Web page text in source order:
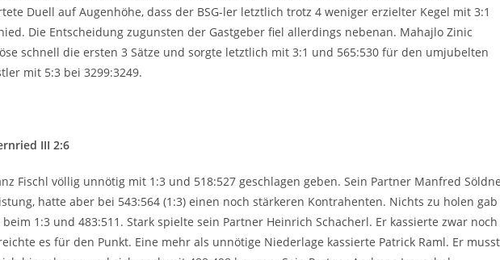
Duell auf Augenhöhe, dass der BSG-ler letztlich trotz 4 weniger erzielter Kegel mit 3:1
Die Entscheidung zugunsten der Gastgeber fiel allerdings nebenan. Mahajlo Zinic
schnell die ersten 3 Sätze und sorgte letztlich mit 3:1 und 565:530 für den umjubelten
mit 5:3 bei 3299:3249.
III 2:6
Fischl völlig unnötig mit 1:3 und 518:527 geschlagen geben. Sein Partner Manfred
hatte aber bei 543:564 (1:3) einen noch stärkeren Kontrahenten. Nichts zu holen gab
1:3 und 483:511. Stark spielte sein Partner Heinrich Schacherl. Er kassierte zwar noch
es für den Punkt. Eine mehr als unnötige Niederlage kassierte Patrick Raml. Er